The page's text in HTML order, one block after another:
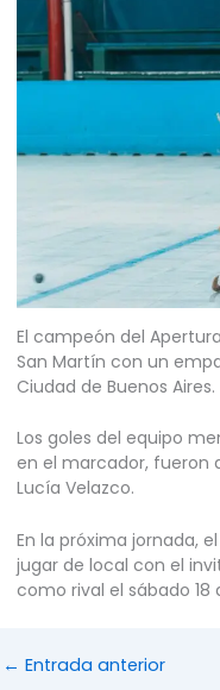
El campeón del
San Martín con un
Ciudad de Buenos Aires.
Los goles del equipo
en el marcador, fueron
Lucía Velazco.
En la próxima jornada,
jugar de local con el
como rival el sábado 18
← Entrada anterior